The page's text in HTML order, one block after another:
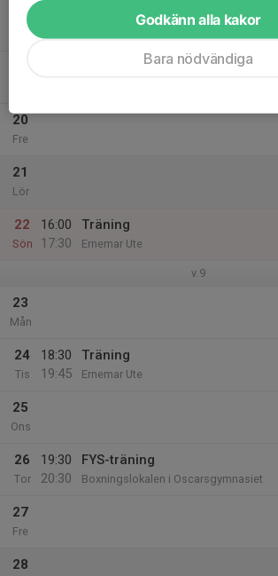
18
Ons
20
Fre
21
Lör
22
Sön
16:00
17:30
Träning
Ernemar Ute
v.9
23
Mån
24
Tis
18:30
19:45
Träning
Ernemar Ute
25
Ons
26
Tor
19:30
20:30
FYS-träning
Boxningslokalen i Oscarsgymnasiet
27
Fre
28
Godkänn alla kakor
Bara nödvändiga